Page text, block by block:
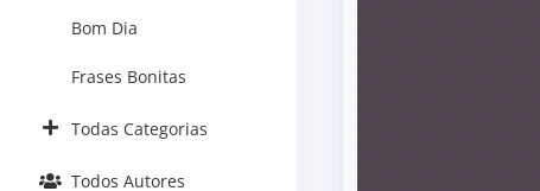
Bom Dia
Frases Bonitas
Todas Categorias
Todos Autores